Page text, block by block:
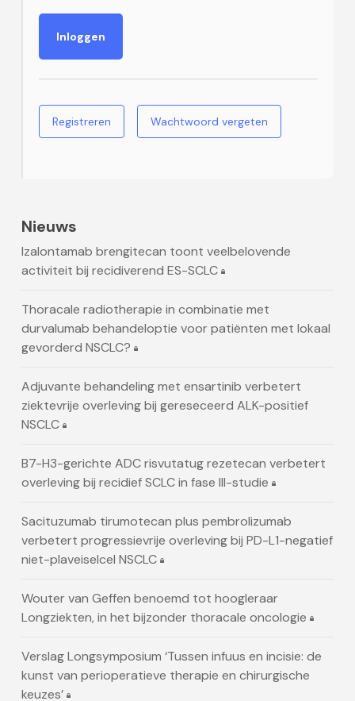
Registreren Wachtwoord vergeten
Nieuws
Izalontamab brengitecan toont veelbelovende
activiteit bij recidiverend ES-SCLC
Thoracale radiotherapie in combinatie met
durvalumab behandeloptie voor patiënten met lokaal
gevorderd NSCLC?
Adjuvante behandeling met ensartinib verbetert
ziektevrije overleving bij gereseceerd ALK-positief
NSCLC
B7-H3-gerichte ADC risvutatug rezetecan verbetert
overleving bij recidief SCLC in fase III-studie
Sacituzumab tirumotecan plus pembrolizumab
verbetert progressievrije overleving bij PD-L1-negatief
niet-plaveiselcel NSCLC
Wouter van Geffen benoemd tot hoogleraar
Longziekten, in het bijzonder thoracale oncologie
Verslag Longsymposium ‘Tussen infuus en incisie: de
kunst van perioperatieve therapie en chirurgische
keuzes’